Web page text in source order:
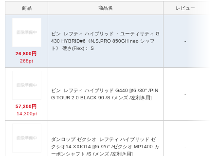
商品 商品名 レビュー
26,800円
268pt
ピン
430 HYBRID#6《N.S.PRO 850GH neo シャフ
ト》 硬さ(Flex)： S
-
57,200円
14,300pt
ピン
G TOUR 2.0 BLACK 90 /S /メンズ /左利き用]
-
ダンロップ ゼクシオ
クシオ14 XXIO14 [♯6 /26° /ゼクシオ MP1400 カ
ーボンシャフト /S /メンズ /左利き用]
-